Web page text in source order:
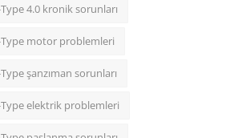
Type 4.0 kronik sorunları
Type motor problemleri
şanzıman sorunları
Type elektrik problemleri